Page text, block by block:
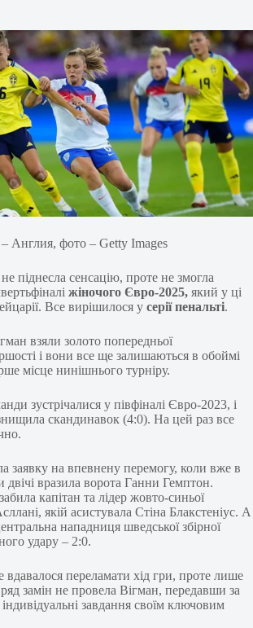
Англия, фото – Getty Images
піднесла сенсацію, проте не змогла
жіночого Євро-2025, який у ці
Все вирішилося у серії пенальті.
взяли золото попередньої
і вони все ще залишаються в обоймі
місце нинішнього турніру.
зустрічалися у півфіналі Євро-2023, і
скандинавок (4:0). На цей раз все
заявку на впевнену перемогу, коли вже в
двічі вразила ворота Ганни Гемптон.
капітан та лідер жовто-синьої
якій асистувала Стіна Блакстеніус. А
нападниця шведської збірної
удару – 2:0.
вдавалося переламати хід гри, проте лише
замін не провела Вігман, передавши за
завдання своїм ключовим